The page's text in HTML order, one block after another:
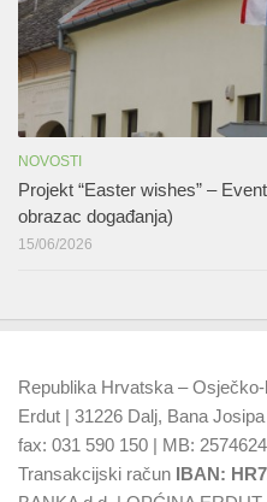
NOVOSTI
Projekt “Easter wishes” –
obrazac događanja)
15/06/2026
Republika Hrvatska –
Erdut | 31226 Dalj, Bana
fax: 031 590 150 | MB:
Transakcijski račun IBAN: